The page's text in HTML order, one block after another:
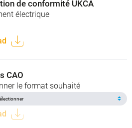
de conformité UKCA
électrique
CAO
le format souhaité